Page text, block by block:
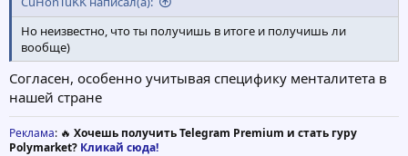
Но неизвестно, что ты получишь в итоге и получишь ли
вообще)
Согласен, особенно учитывая специфику менталитета в
нашей стране
Реклама: 🔥 Хочешь получить Telegram Premium и стать гуру
Polymarket? Кликай сюда!